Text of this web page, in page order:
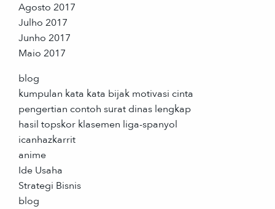
Agosto 2017
Julho 2017
Junho 2017
Maio 2017
blog
kumpulan kata kata bijak motivasi cinta
pengertian contoh surat dinas lengkap
hasil topskor klasemen liga-spanyol
icanhazkarrit
anime
Ide Usaha
Strategi Bisnis
blog